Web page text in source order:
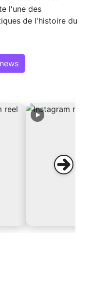
l'une des
de l'histoire du